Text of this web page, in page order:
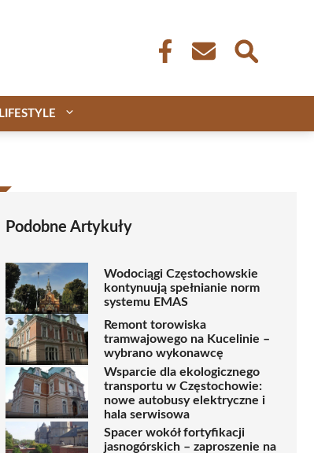
LIFESTYLE
Podobne Artykuły
Wodociągi Częstochowskie
kontynuują spełnianie norm
systemu EMAS
Remont torowiska
tramwajowego na Kucelinie –
wybrano wykonawcę
Wsparcie dla ekologicznego
transportu w Częstochowie:
nowe autobusy elektryczne i
hala serwisowa
Spacer wokół fortyfikacji
jasnogórskich – zaproszenie na